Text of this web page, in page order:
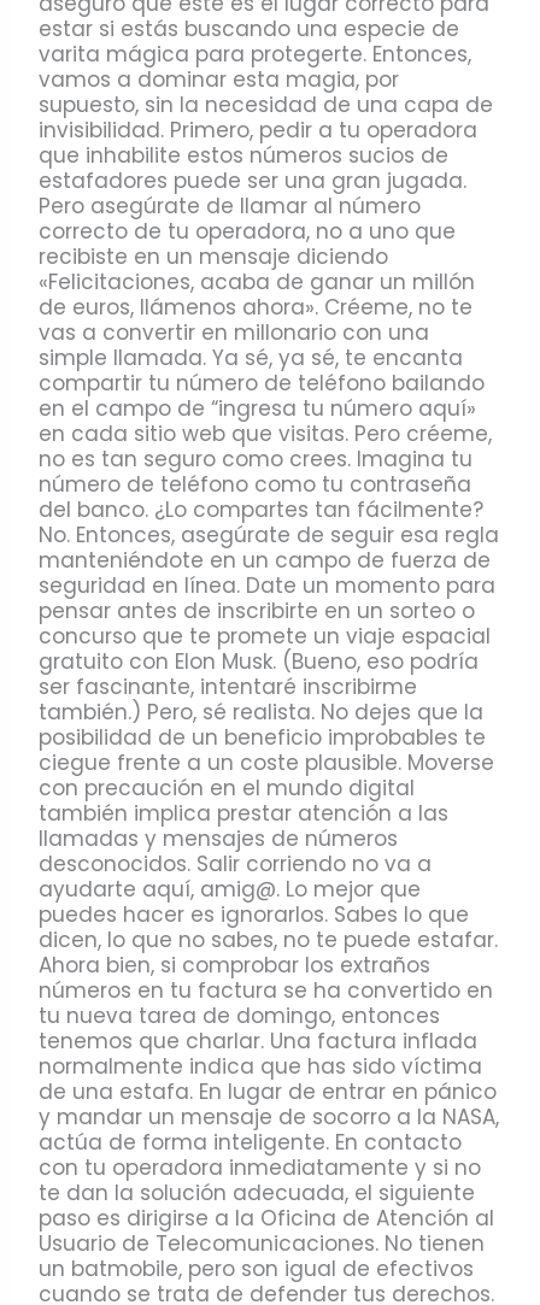
estar si estás buscando una especie de
varita mágica para protegerte. Entonces,
vamos a dominar esta magia, por
supuesto, sin la necesidad de una capa de
invisibilidad. Primero, pedir a tu operadora
que inhabilite estos números sucios de
estafadores puede ser una gran jugada.
Pero asegúrate de llamar al número
correcto de tu operadora, no a uno que
recibiste en un mensaje diciendo
«Felicitaciones, acaba de ganar un millón
de euros, llámenos ahora». Créeme, no te
vas a convertir en millonario con una
simple llamada. Ya sé, ya sé, te encanta
compartir tu número de teléfono bailando
en el campo de “ingresa tu número aquí»
en cada sitio web que visitas. Pero créeme,
no es tan seguro como crees. Imagina tu
número de teléfono como tu contraseña
del banco. ¿Lo compartes tan fácilmente?
No. Entonces, asegúrate de seguir esa regla
manteniéndote en un campo de fuerza de
seguridad en línea. Date un momento para
pensar antes de inscribirte en un sorteo o
concurso que te promete un viaje espacial
gratuito con Elon Musk. (Bueno, eso podría
ser fascinante, intentaré inscribirme
también.) Pero, sé realista. No dejes que la
posibilidad de un beneficio improbables te
ciegue frente a un coste plausible. Moverse
con precaución en el mundo digital
también implica prestar atención a las
llamadas y mensajes de números
desconocidos. Salir corriendo no va a
ayudarte aquí, amig@. Lo mejor que
puedes hacer es ignorarlos. Sabes lo que
dicen, lo que no sabes, no te puede estafar.
Ahora bien, si comprobar los extraños
números en tu factura se ha convertido en
tu nueva tarea de domingo, entonces
tenemos que charlar. Una factura inflada
normalmente indica que has sido víctima
de una estafa. En lugar de entrar en pánico
y mandar un mensaje de socorro a la NASA,
actúa de forma inteligente. En contacto
con tu operadora inmediatamente y si no
te dan la solución adecuada, el siguiente
paso es dirigirse a la Oficina de Atención al
Usuario de Telecomunicaciones. No tienen
un batmobile, pero son igual de efectivos
cuando se trata de defender tus derechos.